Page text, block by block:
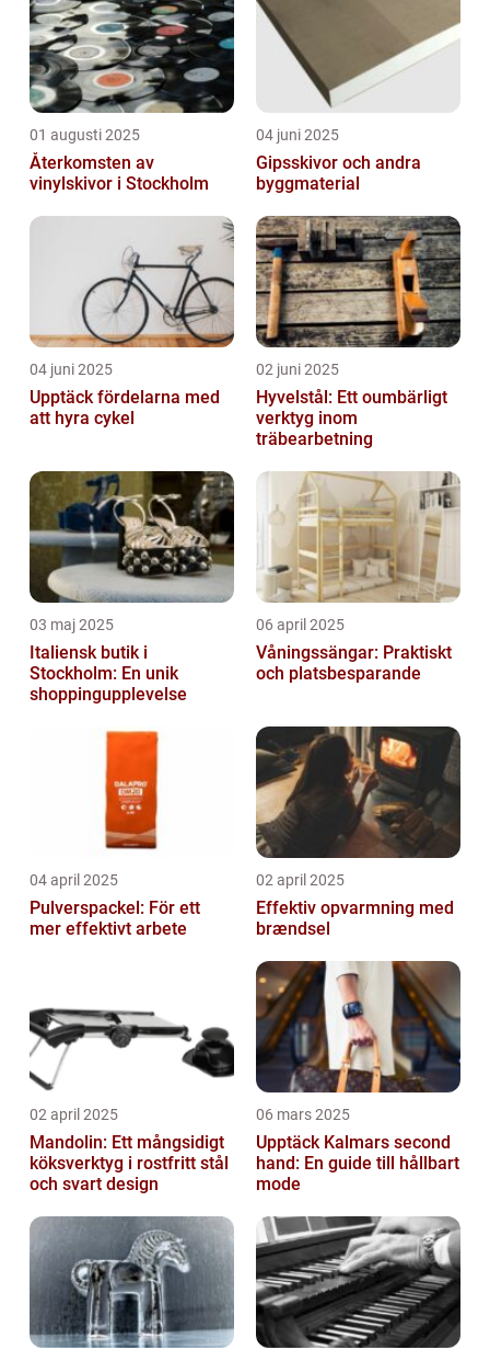
01 augusti 2025
Återkomsten av
vinylskivor i Stockholm
04 juni 2025
Gipsskivor och andra
byggmaterial
04 juni 2025
Upptäck fördelarna med
att hyra cykel
02 juni 2025
Hyvelstål: Ett oumbärligt
verktyg inom
träbearbetning
03 maj 2025
Italiensk butik i
Stockholm: En unik
shoppingupplevelse
06 april 2025
Våningssängar: Praktiskt
och platsbesparande
04 april 2025
Pulverspackel: För ett
mer effektivt arbete
02 april 2025
Effektiv opvarmning med
brændsel
02 april 2025
Mandolin: Ett mångsidigt
köksverktyg i rostfritt stål
och svart design
06 mars 2025
Upptäck Kalmars second
hand: En guide till hållbart
mode